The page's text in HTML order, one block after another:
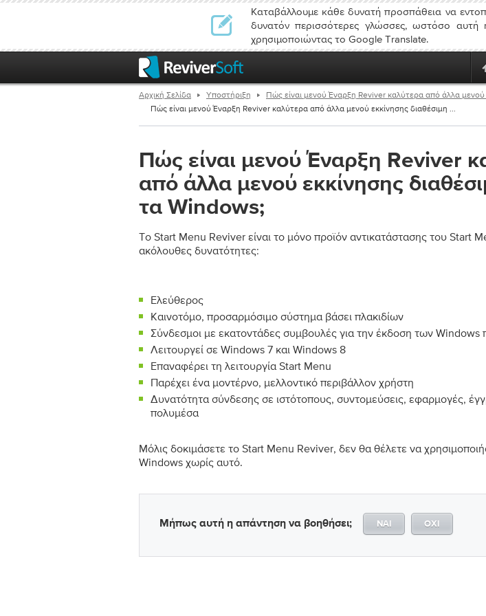
Καταβάλλουμε κάθε δυνατή προσπάθεια να
δυνατόν περισσότερες γλώσσες, ωστόσο αυτή
χρησιμοποιώντας το Google Translate.
Αρχική Σελίδα Υποστήριξη
Πώς είναι μενού Έναρξη Reviver καλύτερα από άλλα μενού
Πώς είναι μενού Έναρξη Reviver καλύτερα από άλλα μενού εκκίνησης διαθέσιμη ...
Πώς είναι μενού Έναρξη Reviver
από άλλα μενού εκκίνησης
τα Windows;
Το Start Menu Reviver είναι το μόνο προϊόν αντικατάστασης του Start
ακόλουθες δυνατότητες:
Ελεύθερος
Καινοτόμο, προσαρμόσιμο σύστημα βάσει πλακιδίων
Σύνδεσμοι με εκατοντάδες συμβουλές για την έκδοση των Windows
Λειτουργεί σε Windows 7 και Windows 8
Επαναφέρει τη λειτουργία Start Menu
Παρέχει ένα μοντέρνο, μελλοντικό περιβάλλον χρήστη
Δυνατότητα σύνδεσης σε ιστότοπους, συντομεύσεις, εφαρμογές,
πολυμέσα
Μόλις δοκιμάσετε το Start Menu Reviver, δεν θα θέλετε να
Windows χωρίς αυτό.
Μήπως αυτή η απάντηση να βοηθήσει; ΝΑΊ ΌΧΙ